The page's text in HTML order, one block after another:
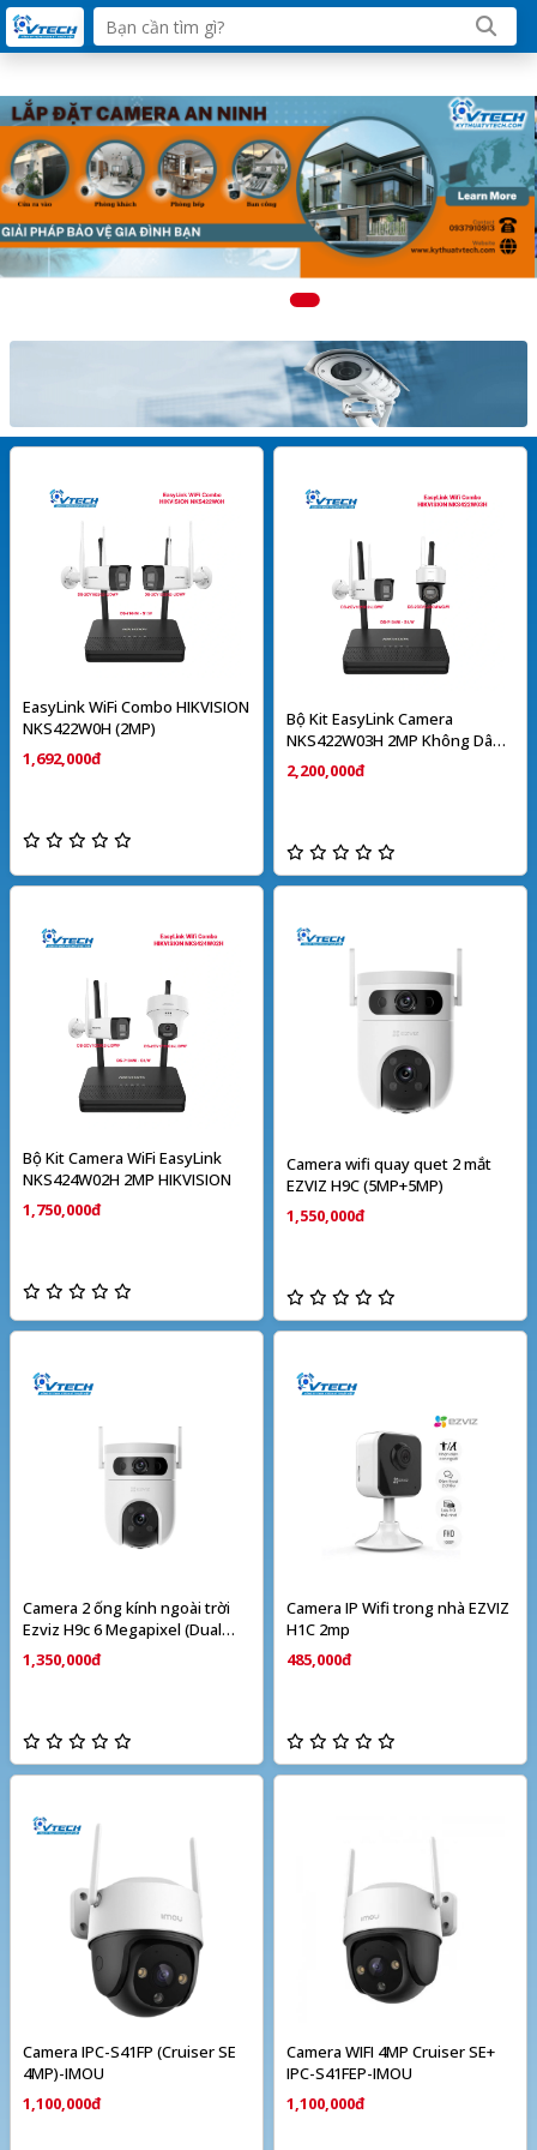
EasyLink WiFi Combo HIKVISION
NKS422W0H (2MP)
1,692,000đ
Bộ Kit EasyLink Camera
NKS422W03H 2MP Không Dây
HIKVISION
2,200,000đ
Bộ Kit Camera WiFi EasyLink
NKS424W02H 2MP HIKVISION
1,750,000đ
Camera wifi quay quet 2 mắt
EZVIZ H9C (5MP+5MP)
1,550,000đ
Camera 2 ống kính ngoài trời
Ezviz H9c 6 Megapixel (Dual
camera)
1,350,000đ
Camera IP Wifi trong nhà EZVIZ
H1C 2mp
485,000đ
Camera IPC-S41FP (Cruiser SE
4MP)-IMOU
1,100,000đ
Camera WIFI 4MP Cruiser SE+
IPC-S41FEP-IMOU
1,100,000đ